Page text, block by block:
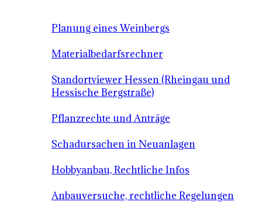
Planung eines Weinbergs
Materialbedarfsrechner
Standortviewer Hessen (Rheingau und
Hessische Bergstraße)
Pflanzrechte und Anträge
Schadursachen in Neuanlagen
Hobbyanbau, Rechtliche Infos
Anbauversuche, rechtliche Regelungen